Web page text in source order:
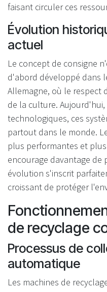
faisant circuler ces
Évolution
actuel
Le concept de consigne
d'abord développé dans
Allemagne, où le respect
de la culture. Aujourd'hui,
technologiques, ces
partout dans le monde.
plus performantes et
encourage davantage de
évolution s'inscrit
croissant de protéger
de recyclage
Processus de
automatique
Les machines de